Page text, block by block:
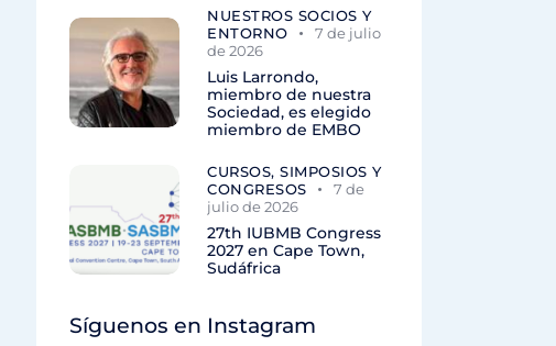
NUESTROS SOCIOS Y
ENTORNO
7 de julio
de 2026
Luis Larrondo,
miembro de nuestra
Sociedad, es elegido
miembro de EMBO
CURSOS, SIMPOSIOS Y
CONGRESOS
7 de
julio de 2026
27th IUBMB Congress
2027 en Cape Town,
Sudáfrica
Síguenos en Instagram